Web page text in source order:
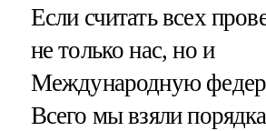
Если считать всех
не только нас, но и
Международную
Всего мы взяли